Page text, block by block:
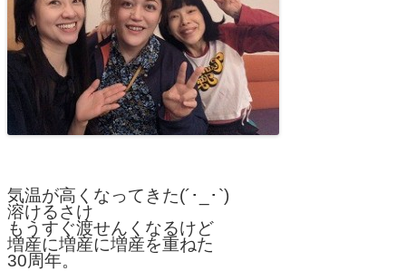
気温が高くなってきた(´･_･`)
溶けるさけ
もうすぐ渡せんくなるけど
増産に増産に増産を重ねた
30周年。